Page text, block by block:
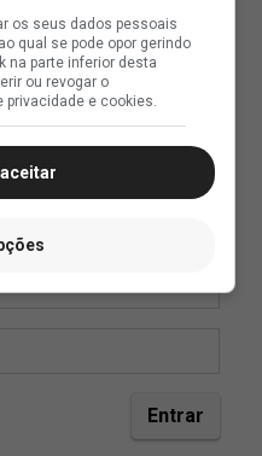
os seus dados pessoais
qual se pode opor gerindo
na parte inferior desta
ou revogar o
e cookies.